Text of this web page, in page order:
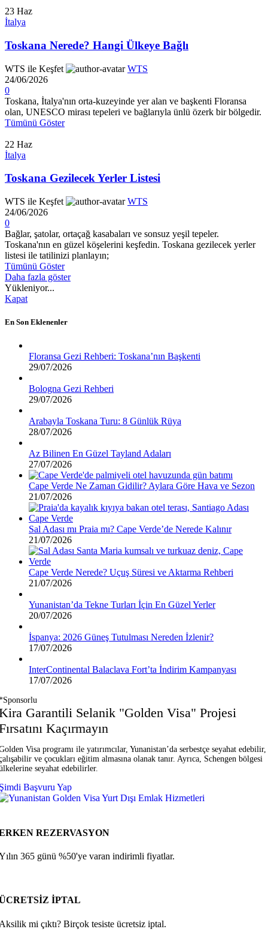
23 Haz
İtalya
Toskana Nerede? Hangi Ülkeye Bağlı
WTS ile Keşfet
WTS
24/06/2026
0
Toskana, İtalya'nın orta-kuzeyinde yer alan ve başkenti Floransa
olan, UNESCO mirası tepeleri ve bağlarıyla ünlü özerk bir bölgedir.
Tümünü Göster
22 Haz
İtalya
Toskana Gezilecek Yerler Listesi
WTS ile Keşfet
WTS
24/06/2026
0
Bağlar, şatolar, ortaçağ kasabaları ve sonsuz yeşil tepeler.
Toskana'nın en güzel köşelerini keşfedin. Toskana gezilecek yerler
listesi ile tatilinizi planlayın;
Tümünü Göster
Daha fazla göster
Yükleniyor...
Kapat
En Son Eklenenler
Floransa Gezi Rehberi: Toskana’nın Başkenti
29/07/2026
Bologna Gezi Rehberi
29/07/2026
Arabayla Toskana Turu: 8 Günlük Rüya
28/07/2026
Az Bilinen En Güzel Tayland Adaları
27/07/2026
Cape Verde Ne Zaman Gidilir? Aylara Göre Hava ve Sezon
21/07/2026
Sal Adası mı Praia mı? Cape Verde’de Nerede Kalınır
21/07/2026
Cape Verde Nerede? Uçuş Süresi ve Aktarma Rehberi
21/07/2026
Yunanistan’da Tekne Turları İçin En Güzel Yerler
20/07/2026
İspanya: 2026 Güneş Tutulması Nereden İzlenir?
17/07/2026
InterContinental Balaclava Fort’ta İndirim Kampanyası
17/07/2026
Garantili Selanik "Golden Visa" Projesi
Kaçırmayın
Visa programı ile yatırımcılar, Yunanistan’da serbestçe seyahat edebilir,
ve çocukları eğitim almasına olanak tanır. Ayrıca, Schengen bölgesi
seyahat edebilirler.
Başvuru Yap
REZERVASYON
365 günü %50'ye varan indirimli fiyatlar.
İPTAL
mi çıktı? Birçok tesiste ücretsiz iptal.